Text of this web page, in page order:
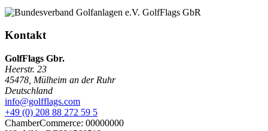
Kontakt
GolfFlags Gbr.
Heerstr. 23
45478 Mülheim an der Ruhr
Deutschland
info@golfflags.com
+49 (0) 208 88 272 59 5
ChamberCommerce: 00000000